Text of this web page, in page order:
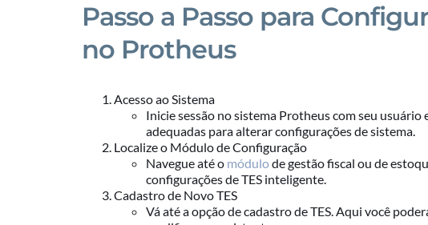
Passo a Passo para
no Protheus
Acesso ao Sistema
Inicie sessão no sistema Protheus com seu
adequadas para alterar configurações de sistema.
Localize o Módulo de Configuração
Navegue até o módulode gestão fiscal ou de
configurações de TES inteligente.
Cadastro de Novo TES
Vá até a opção de cadastro de TES. Aqui você